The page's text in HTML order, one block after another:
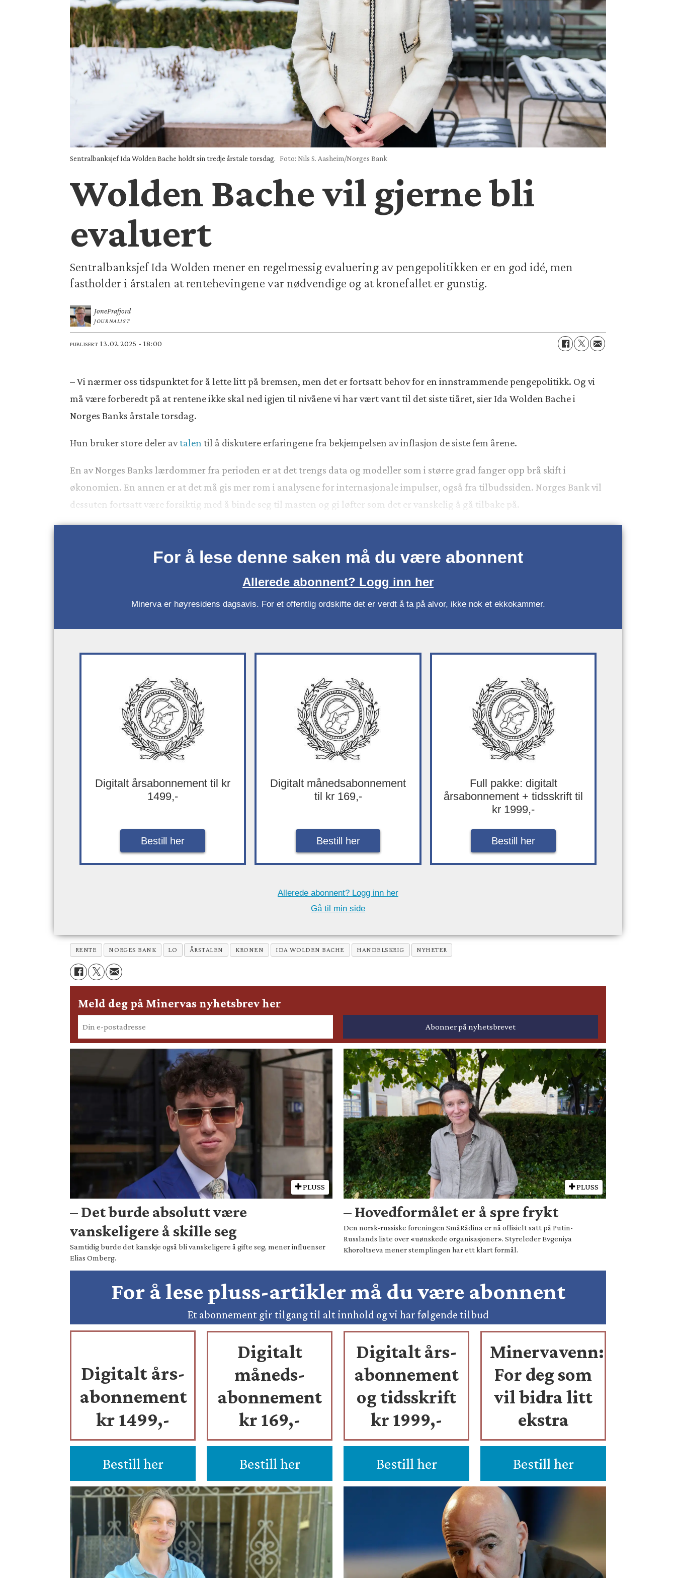
Sentralbanksjef Ida Wolden Bache holdt sin tredje årstale torsdag. Foto: Nils S. Aasheim/Norges Bank
Wolden Bache vil gjerne bli
evaluert
Sentralbanksjef Ida Wolden mener en regelmessig evaluering av pengepolitikken er en god idé, men
fastholder i årstalen at rentehevingene var nødvendige og at kronefallet er gunstig.
JoneFrafjord
JOURNALIST
PUBLISERT 13.02.2025 - 18:00
– Vi nærmer oss tidspunktet for å lette litt på bremsen, men det er fortsatt behov for en innstrammende pengepolitikk. Og vi
må være forberedt på at rentene ikke skal ned igjen til nivåene vi har vært vant til det siste tiåret, sier Ida Wolden Bache i
Norges Banks årstale torsdag.
Hun bruker store deler avtalen til å diskutere erfaringene fra bekjempelsen av inflasjon de siste fem årene.
En av Norges Banks lærdommer fra perioden er at det trengs data og modeller som i større grad fanger opp brå skift i
økonomien. En annen er at det må gis mer rom i analysene for internasjonale impulser, også fra tilbudssiden. Norges Bank vil
dessuten fortsatt være forsiktig med å binde seg til masten og gi løfter som det er vanskelig å gå tilbake på.
For å lese denne saken må du være abonnent
Allerede abonnent? Logg inn her
Minerva er høyresidens dagsavis. For et offentlig ordskifte det er verdt å ta på alvor, ikke nok et ekkokammer.
Digitalt årsabonnement til kr
1499,-
Bestill her
Digitalt månedsabonnement
til kr 169,-
Bestill her
Full pakke: digitalt
årsabonnement + tidsskrift til
kr 1999,-
Bestill her
Allerede abonnent? Logg inn her
Gå til min side
RENTE NORGES BANK LO ÅRSTALEN KRONEN IDA WOLDEN BACHE HANDELSKRIG NYHETER
Meld deg på Minervas nyhetsbrev her
PLUSS
– Det burde absolutt være
vanskeligere å skille seg
Samtidig burde det kanskje også bli vanskeligere å gifte seg, mener influenser
Elias Omberg.
PLUSS
– Hovedformålet er å spre frykt
Den norsk-russiske foreningen SmåRådina er nå offisielt satt på Putin-
Russlands liste over «uønskede organisasjoner». Styreleder Evgeniya
Khoroltseva mener stemplingen har ett klart formål.
For å lese pluss-artikler må du være abonnent
Et abonnement gir tilgang til alt innhold og vi har følgende tilbud
Digitalt års-
abonnement
kr 1499,-
Bestill her
Digitalt
måneds-
abonnement
kr 169,-
Bestill her
Digitalt års-
abonnement
og tidsskrift
kr 1999,-
Bestill her
Minervavenn:
For deg som
vil bidra litt
ekstra
Bestill her